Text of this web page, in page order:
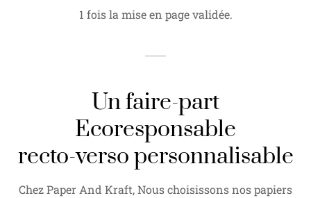
1 fois la mise en page validée.
Un faire-part
Ecoresponsable
recto-verso personnalisable
Chez Paper And Kraft, Nous choisissons nos papiers